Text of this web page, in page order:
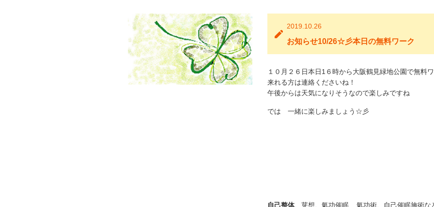
2019.10.26
お知らせ10/26☆彡本日の無料ワーク
１０月２６日本日1６時から大阪鶴見緑地公園で無料ワ
来れる方は連絡くださいね！
午後からは天気になりそうなので楽しみですね
では 一緒に楽しみましょう☆彡
自己整体、芽想、氣功催眠 氣功術、自己催眠施術な